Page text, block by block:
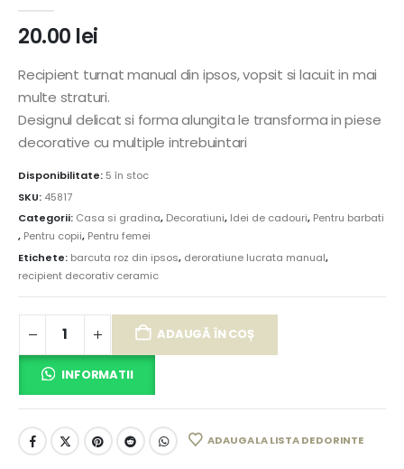
20.00 lei
Recipient turnat manual din ipsos, vopsit si lacuit in mai
multe straturi.
Designul delicat si forma alungita le transforma in piese
decorative cu multiple intrebuintari
Disponibilitate: 5 în stoc
SKU: 45817
Categorii: Casa si gradina, Decoratiuni, Idei de cadouri, Pentru barbati
, Pentru copii, Pentru femei
Etichete: barcuta roz din ipsos, deroratiune lucrata manual,
recipient decorativ ceramic
ADAUGĂ ÎN COȘ
INFORMATII
ADAUGA LA LISTA DE DORINTE